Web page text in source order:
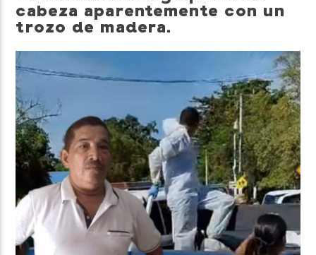
cabeza aparentemente con un
trozo de madera.